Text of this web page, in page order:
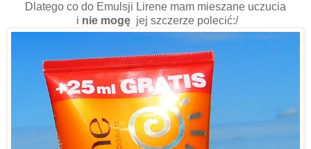
Dlatego co do Emulsji Lirene mam mieszane uczucia
i nie mogę jej szczerze polecić:/